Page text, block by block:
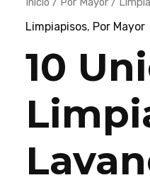
Limpiapisos, Por Mayor
10
precio
era:
Unidades
-
Limpiapisos
Lavanda
Lts